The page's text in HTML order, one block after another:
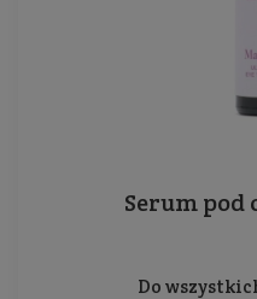
Serum pod
Do